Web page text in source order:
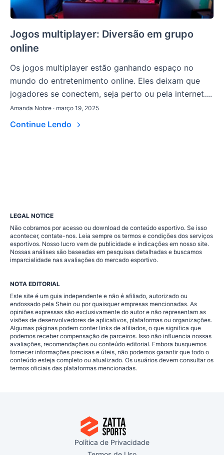
Jogos multiplayer: Diversão em grupo
online
Os jogos multiplayer estão ganhando espaço no
mundo do entretenimento online. Eles deixam que
jogadores se conectem, seja perto ou pela internet....
Amanda Nobre · março 19, 2025
Continue Lendo
LEGAL NOTICE
Não cobramos por acesso ou download de conteúdo esportivo. Se isso
acontecer, contate-nos. Leia sempre os termos e condições dos serviços
esportivos. Nosso lucro vem de publicidade e indicações em nosso site.
Nossas análises são baseadas em pesquisas detalhadas e buscamos
imparcialidade nas avaliações do mercado esportivo.
NOTA EDITORIAL
Este site é um guia independente e não é afiliado, autorizado ou
endossado pela Shein ou por quaisquer empresas mencionadas. As
opiniões expressas são exclusivamente do autor e não representam as
visões de desenvolvedores de aplicativos, plataformas ou organizações.
Algumas páginas podem conter links de afiliados, o que significa que
podemos receber compensação de parceiros. Isso não influencia nossas
avaliações, recomendações ou conteúdo editorial. Embora busquemos
fornecer informações precisas e úteis, não podemos garantir que todo o
conteúdo esteja completo ou atualizado. Os usuários devem consultar os
termos oficiais das plataformas mencionadas.
Política de Privacidade